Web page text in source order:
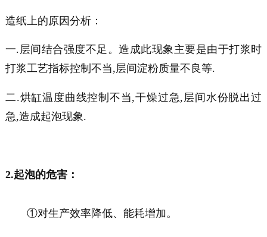
造纸上的原因分析：
一.层间结合强度不足。造成此现象主要是由于打浆时
打浆工艺指标控制不当,层间淀粉质量不良等.
二.烘缸温度曲线控制不当,干燥过急,层间水份脱出过
急,造成起泡现象.
2.起泡的危害：
①对生产效率降低、能耗增加。